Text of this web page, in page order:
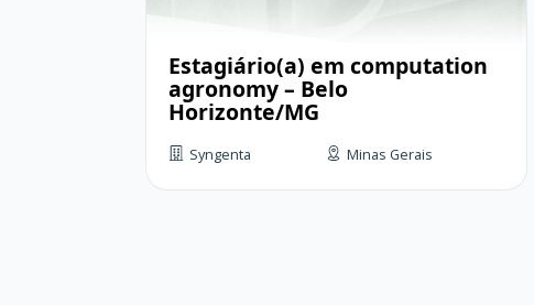
Estagiário(a) em computation
agronomy – Belo
Horizonte/MG
Syngenta Minas Gerais